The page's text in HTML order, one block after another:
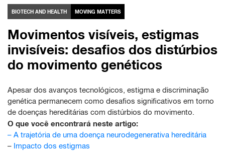
BIOTECH AND HEALTH MOVING MATTERS
Movimentos visíveis, estigmas
invisíveis: desafios dos distúrbios
do movimento genéticos
Apesar dos avanços tecnológicos, estigma e discriminação
genética permanecem como desafios significativos em torno
de doenças hereditárias com distúrbios do movimento.
O que você encontrará neste artigo:
– A trajetória de uma doença neurodegenerativa hereditária
– Impacto dos estigmas